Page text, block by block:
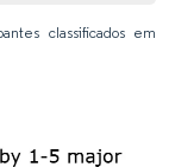
classificados em